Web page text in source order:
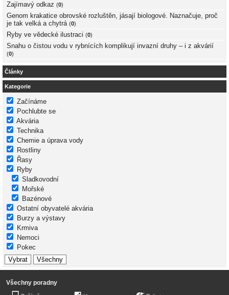
Zajímavý odkaz (0)
Genom krakatice obrovské rozluštěn, jásají biologové. Naznačuje, proč
je tak velká a chytrá (0)
Ryby ve vědecké ilustraci (0)
Snahu o čistou vodu v rybnících komplikují invazní druhy – i z akvárií
(0)
Články
Kategorie
Začínáme
Pochlubte se
Akvária
Technika
Chemie a úprava vody
Rostliny
Řasy
Ryby
Sladkovodní
Mořské
Bazénové
Ostatní obyvatelé akvária
Burzy a výstavy
Krmiva
Nemoci
Pokec
Všechny poradny